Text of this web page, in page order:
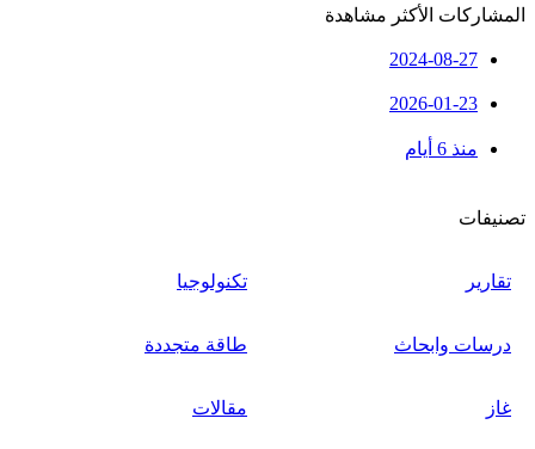
المشاركات الأكثر مشاهدة
2024-08-27
2026-01-23
منذ 6 أيام
تصنيفات
تقارير تكنولوجيا
درسات وابحاث طاقة متجددة
غاز مقالات